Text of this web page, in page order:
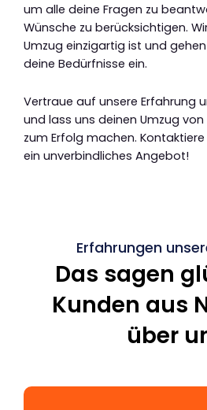
um alle deine Fragen zu
Wünsche zu berücksichtigen.
Umzug einzigartig ist und
deine Bedürfnisse ein.
Vertraue auf unsere Erfahrung
und lass uns deinen Umzug
zum Erfolg machen.
ein unverbindliches Angebot!
Erfahrungen
Das sagen
Kunden aus
über